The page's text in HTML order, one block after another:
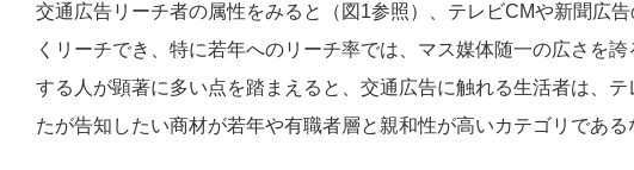
交通広告リーチ者の属性をみると（図1参照）、テレビCMや新聞広
くリーチでき、特に若年へのリーチ率では、マス媒体随一の広さを
する人が顕著に多い点を踏まえると、交通広告に触れる生活者は、
たが告知したい商材が若年や有職者層と親和性が高いカテゴリであ